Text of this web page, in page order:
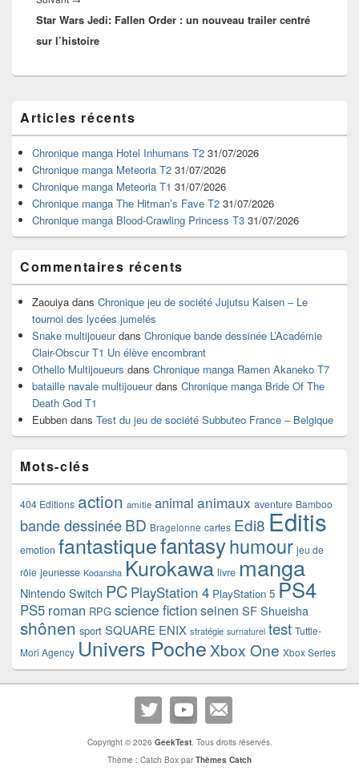
suivant :
Star Wars Jedi: Fallen Order : un nouveau trailer centré
sur l’histoire
principale
de
widget
pour
barre
latérale
Articles récents
Chronique manga Hotel Inhumans T2 31/07/2026
Chronique manga Meteoria T2 31/07/2026
Chronique manga Meteoria T1 31/07/2026
Chronique manga The Hitman’s Fave T2 31/07/2026
Chronique manga Blood-Crawling Princess T3 31/07/2026
Commentaires récents
Zaouiya dans Chronique jeu de société Jujutsu Kaisen – Le
tournoi des lycées jumelés
Snake multijoueurdans Chronique bande dessinée L’Académie
Clair-Obscur T1 Un élève encombrant
Othello Multijoueurs dans Chronique manga Ramen Akaneko T7
bataille navale multijoueurdans Chronique manga Bride Of The
Death God T1
Eubben dans Test du jeu de société Subbuteo France – Belgique
Mots-clés
404 Editions action amitie animal animaux aventure Bamboo
bande dessinéeBD Bragelonne cartes Edi8 Editis
emotion fantastiquefantasyhumour jeu de
rôle jeunesse Kodansha Kurokawa livre manga
Nintendo Switch PC PlayStation 4 PlayStation 5 PS4
PS5 roman RPG science fictionseinen SF Shueisha
shônen sport SQUARE ENIX stratégie surnaturel test Tuttle-
Mori Agency Univers Poche Xbox One Xbox Series
Copyright © 2026 GeekTest. Tous droits réservés.
Thème : Catch Box parThèmes Catch